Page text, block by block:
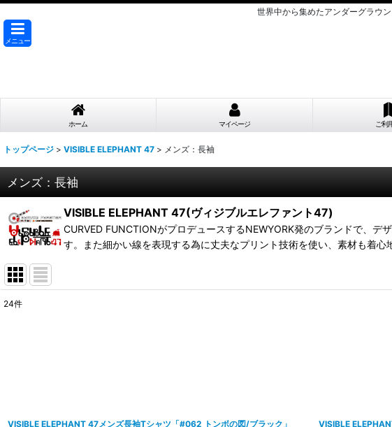
世界中から集めたアンダーグラウ
メニュー
ホーム マイページ ご利
トップページ > VISIBLE ELEPHANT 47 > メンズ：長袖
メンズ：長袖
VISIBLE ELEPHANT 47(ヴィジブルエレファント47)
CURVED FUNCTIONがプロデュースするNEWYORK発のブランドで、
す。また細かい線を表現する為に丈夫なプリント技術を使い、素材も着心
24件
VISIBLE ELEPHANT 47メンズ長袖Tシャツ「#062 トンボの図/ブラック」
VISIBLE